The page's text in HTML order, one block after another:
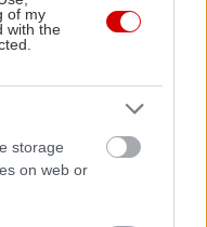
of my
with the
storage
on web or